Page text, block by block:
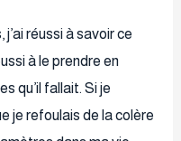
réussi à savoir ce
à le prendre en
qu’il fallait. Si je
je refoulais de la colère